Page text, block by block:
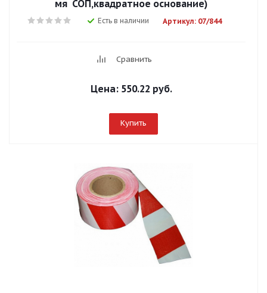
мя СОП,квадратное основание)
Есть в наличии Артикул: 07/844
Сравнить
Цена: 550.22 руб.
Купить